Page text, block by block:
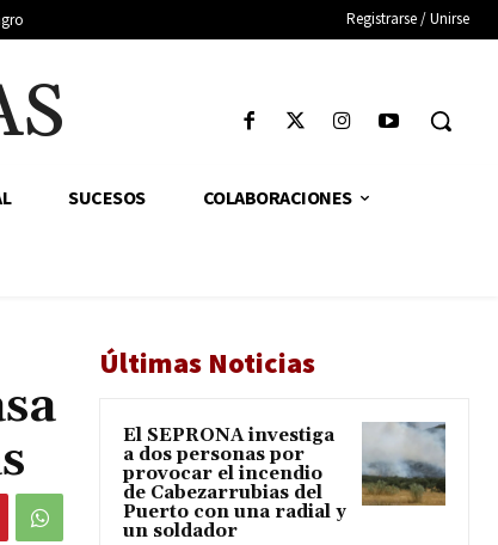
Registrarse / Unirse
SUCESOS COLABORACIONES
Últimas Noticias
El SEPRONA investiga
a dos personas por
provocar el incendio
de Cabezarrubias del
Puerto con una radial y
un soldador